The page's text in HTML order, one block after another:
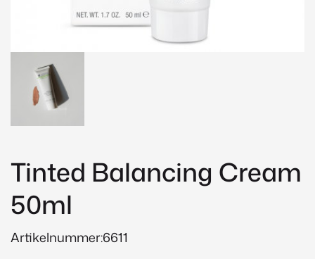
Tinted Balancing Cream
50ml
Artikelnummer:6611